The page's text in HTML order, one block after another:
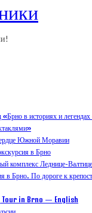
«Брно в историях и
Южной Моравии
в Брно
комплекс Леднице-Валтице
в Брно. По дороге к
in Brno — English